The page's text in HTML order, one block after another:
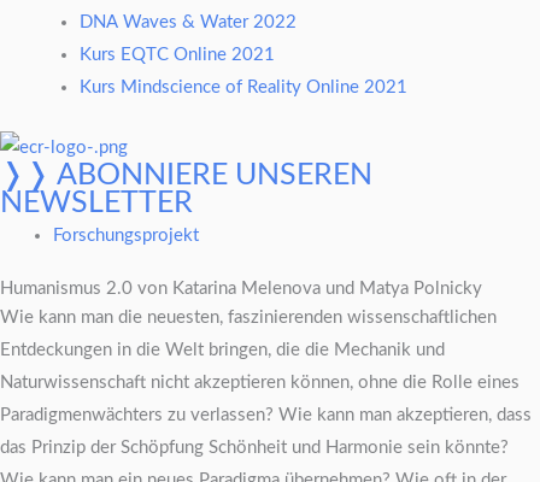
DNA Waves & Water 2022
Kurs EQTC Online 2021
Kurs Mindscience of Reality Online 2021
❭❭ ABONNIERE UNSEREN
NEWSLETTER​
Forschungsprojekt
Humanismus 2.0 von Katarina Melenova und Matya Polnicky
Wie kann man die neuesten, faszinierenden wissenschaftlichen
Entdeckungen in die Welt bringen, die die Mechanik und
Naturwissenschaft nicht akzeptieren können, ohne die Rolle eines
Paradigmenwächters zu verlassen? Wie kann man akzeptieren, dass
das Prinzip der Schöpfung Schönheit und Harmonie sein könnte?